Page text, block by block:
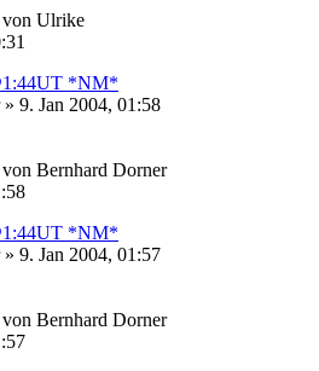
von Ulrike
*NM*
» 9. Jan 2004, 01:58
von Bernhard Dorner
*NM*
» 9. Jan 2004, 01:57
von Bernhard Dorner